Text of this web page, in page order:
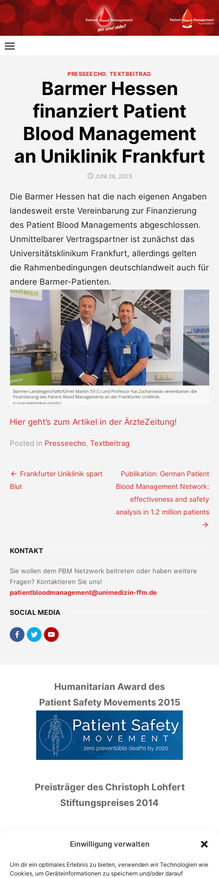
Einwilligung verwalten
Um dir ein optimales Erlebnis zu bieten, verwenden wir Technologien wie
Cookies, um Geräteinformationen zu speichern und/oder darauf
Skip
PRESSEECHO, TEXTBEITRAG
Barmer Hessen
finanziert Patient
Blood Management
an Uniklinik Frankfurt
POSTED
JUNI 28, 2023
Die Barmer Hessen hat die nach eigenen Angaben
landesweit erste Vereinbarung zur Finanzierung
des Patient Blood Managements abgeschlossen.
Unmittelbarer Vertragspartner ist zunächst das
Universitätsklinikum Frankfurt, allerdings gelten
die Rahmenbedingungen deutschlandweit auch für
andere Barmer-Patienten.
Hier geht’s zum Artikel in der ÄrzteZeitung!
Posted in Presseecho, Textbeitrag
Beitragsnavigation
Frankfurter Uniklinik spart
Blut
Publikation: German Patient
Blood Management Network:
effectiveness and safety
analysis in 1.2 million patients
KONTAKT
Sie wollen dem PBM Netzwerk beitreten oder haben weitere
Fragen? Kontaktieren Sie uns!
patientbloodmanagement@unimedizin-ffm.de
SOCIAL MEDIA
Humanitarian Award des
Patient Safety Movements 2015
Preisträger des Christoph Lohfert
Stiftungspreises 2014
Deutscher Preis für Patientensicherheit